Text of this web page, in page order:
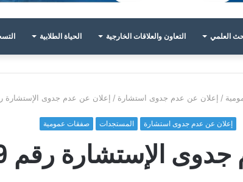
العلمي التعاون والعلاقات الخارجية الحياة الطلابية
/ إعلان عن عدم جدوى استشارة / إعلان عن عدم جدوى الإستشارة رقم 09 /
إعلان عن عدم جدوى استشارة المستجدات صفقات عمومية
الإستشارة رقم 09 / 2026